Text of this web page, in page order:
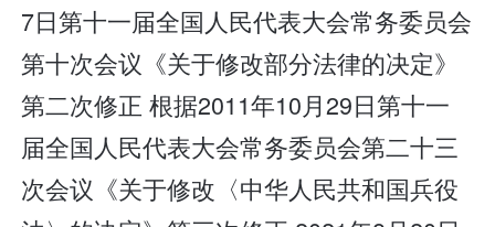
7日第十一届全国人民代表大会常务委员会
第十次会议《关于修改部分法律的决定》
第二次修正 根据2011年10月29日第十一
届全国人民代表大会常务委员会第二十三
次会议《关于修改〈中华人民共和国兵役